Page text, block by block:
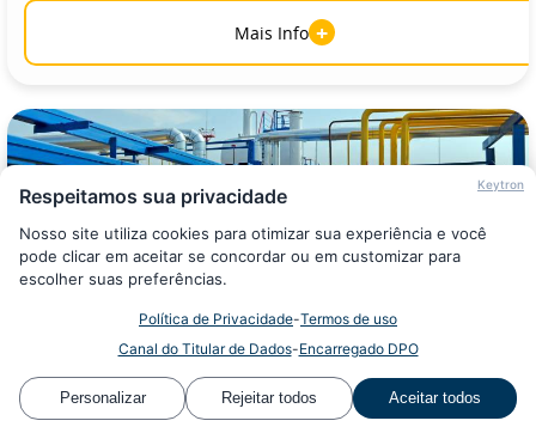
Mais Info +
Curso NR 20 Avançado I
Keytron
Respeitamos sua privacidade
Nosso site utiliza cookies para otimizar sua experiência e você
pode clicar em aceitar se concordar ou em customizar para
escolher suas preferências.
Política de Privacidade-Termos de uso
Canal do Titular de Dados-Encarregado DPO
Personalizar Rejeitar todos Aceitar todos